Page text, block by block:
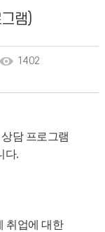
램)
1402
담 프로그램
다.
취업에 대한